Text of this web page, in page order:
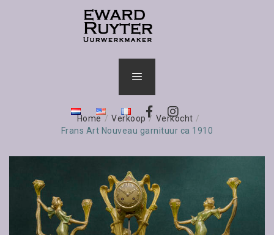
Home / Verkoop / Verkocht /
Frans Art Nouveau garnituur ca 1910